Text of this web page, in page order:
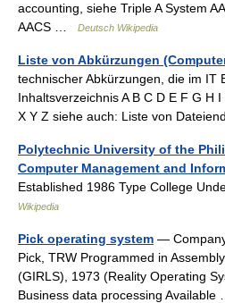
accounting, siehe Triple A System
AACS …
Deutsch Wikipedia
Liste von Abkürzungen
technischer Abkürzungen, die im IT
Inhaltsverzeichnis A B C D E F G H
X Y Z siehe auch: Liste von
Polytechnic University of the
Computer Management and
Established 1986 Type College
Wikipedia
Pick operating system —
Pick, TRW Programmed in
(GIRLS), 1973 (Reality Operating
Business data processing